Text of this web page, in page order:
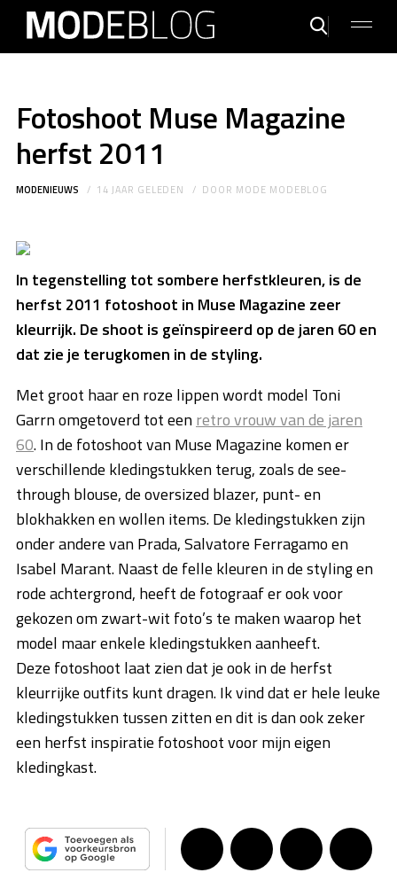
Fotoshoot Muse Magazine
herfst 2011
MODENIEUWS 14 JAAR GELEDEN DOOR MODE MODEBLOG
In tegenstelling tot sombere herfstkleuren, is de
herfst 2011 fotoshoot in Muse Magazine zeer
kleurrijk. De shoot is geïnspireerd op de jaren 60 en
dat zie je terugkomen in de styling.
Met groot haar en roze lippen wordt model Toni
Garrn omgetoverd tot eenretro vrouw van de jaren
60. In de fotoshoot van Muse Magazine komen er
verschillende kledingstukken terug, zoals de see-
through blouse, de oversized blazer, punt- en
blokhakken en wollen items. De kledingstukken zijn
onder andere van Prada, Salvatore Ferragamo en
Isabel Marant. Naast de felle kleuren in de styling en
rode achtergrond, heeft de fotograaf er ook voor
gekozen om zwart-wit foto’s te maken waarop het
model maar enkele kledingstukken aanheeft.
Deze fotoshoot laat zien dat je ook in de herfst
kleurrijke outfits kunt dragen. Ik vind dat er hele leuke
kledingstukken tussen zitten en dit is dan ook zeker
een herfst inspiratie fotoshoot voor mijn eigen
kledingkast.